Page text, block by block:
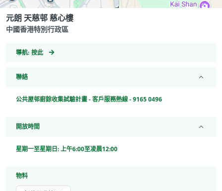
中國香港特別行政區
元朗 天慈邨 慈心樓
導航: GeoCoordinates
按此
聯絡
公共屋邨廚餘收集試驗計畫 - 客戶服務熱線 - 9165 0496
開放時間
星期一至星期日: 上午6:00至凌晨12:00
物料